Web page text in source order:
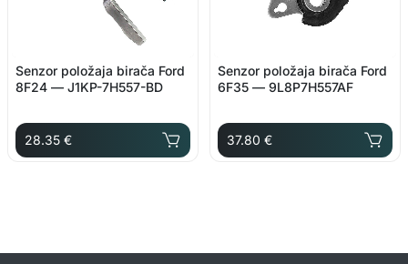
Senzor položaja birača Ford
8F24 — J1KP-7H557-BD
28.35 €
Senzor položaja birača Ford
6F35 — 9L8P7H557AF
37.80 €